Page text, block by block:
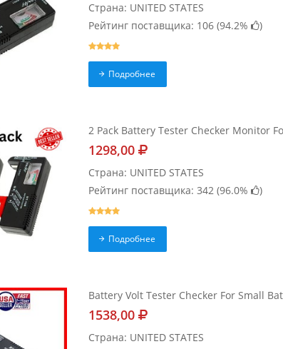
Страна: UNITED STATES
Рейтинг поставщика: 106 (94.2% )
Подробнее
2 Pack Battery Tester Checker Monitor
1298,00
Страна: UNITED STATES
Рейтинг поставщика: 342 (96.0% )
Подробнее
Battery Volt Tester Checker For Small
1538,00
Страна: UNITED STATES